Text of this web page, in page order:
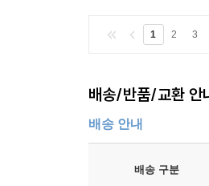
8. 새는 더 이상 노래하
인간이 눈앞의 이익
들어 예시하였다. 예
멸종 위기로 몰아가고
1 2 3
배송/반품/교환 안
배송 안내
배송 구분